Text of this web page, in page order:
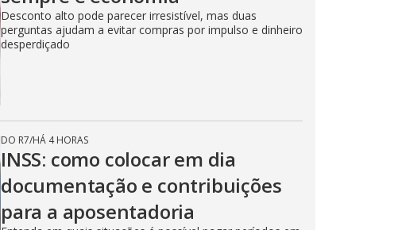
Desconto alto pode parecer irresistível, mas duas
perguntas ajudam a evitar compras por impulso e dinheiro
desperdiçado
DO R7/HÁ 4 HORAS
INSS: como colocar em dia
documentação e contribuições
para a aposentadoria